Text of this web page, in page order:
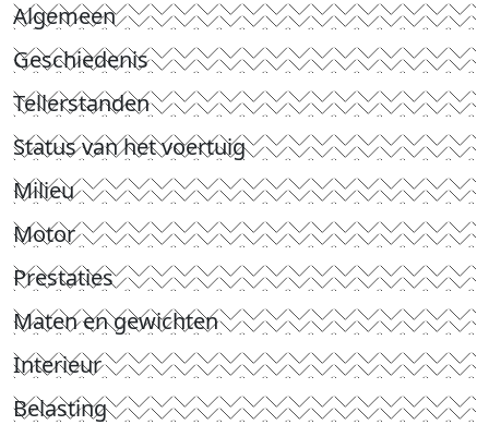
Algemeen
Geschiedenis
Tellerstanden
Status van het voertuig
Milieu
Motor
Prestaties
Maten en gewichten
Interieur
Belasting